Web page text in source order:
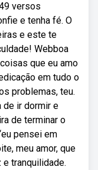
versos
e tenha fé. O
e este te
Web⁠boa
que eu amo
em tudo o
problemas, teu.
de ir dormir e
de terminar o
pensei em
meu amor, que
tranquilidade.